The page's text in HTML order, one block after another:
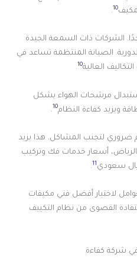
10
.
الشركات ذات السمعة الجيدة
الصيانة المنتظمة تساعد في
العالية10
.
مرشحات الهواء بشكل
ويزيد كفاءة النظام10
.
ضروري لتجنب المشاكل. هذا يزيد
أسعار خدمات فك وتركيب
11
.
لاختيار أفضل فني مكيفات
القصوى من نظام التكييف
في شركة كفاءة